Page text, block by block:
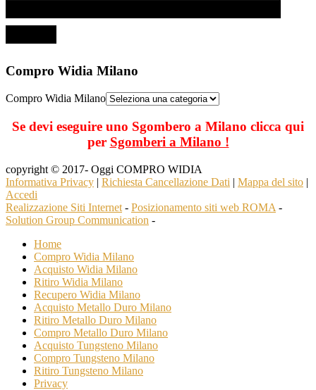
Compro Widia Milano
Compro Widia Milano
Se devi eseguire uno Sgombero a Milano clicca qui
per Sgomberi a Milano !
copyright © 2017- Oggi COMPRO WIDIA
Informativa Privacy | Richiesta Cancellazione Dati | Mappa del sito |
Accedi
Realizzazione Siti Internet - Posizionamento siti web ROMA -
Solution Group Communication -
Home
Compro Widia Milano
Acquisto Widia Milano
Ritiro Widia Milano
Recupero Widia Milano
Acquisto Metallo Duro Milano
Ritiro Metallo Duro Milano
Compro Metallo Duro Milano
Acquisto Tungsteno Milano
Compro Tungsteno Milano
Ritiro Tungsteno Milano
Privacy